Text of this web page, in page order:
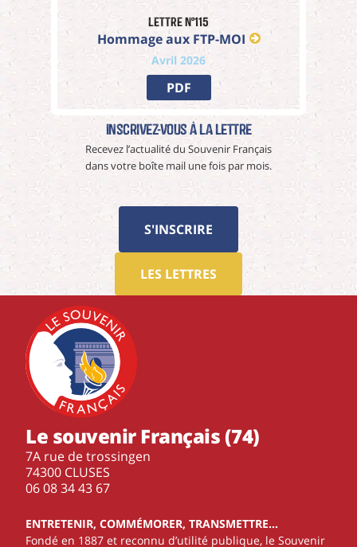
Lettre n°115
Hommage aux FTP-MOI
Avril 2026
PDF
Inscrivez-vous à La Lettre
Recevez l’actualité du Souvenir Français
dans votre boîte mail une fois par mois.
S'INSCRIRE
LES LETTRES
Le souvenir Français (74)
7A rue de trossingen
74300 CLUSES
‭06 08 34 43 67‬
ENTRETENIR, COMMÉMORER, TRANSMETTRE…
Fondé en 1887 et reconnu d’utilité publique, le Souvenir